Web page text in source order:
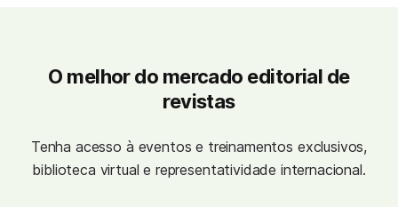
O melhor do mercado editorial de
revistas
Tenha acesso à eventos e treinamentos exclusivos,
biblioteca virtual e representatividade internacional.